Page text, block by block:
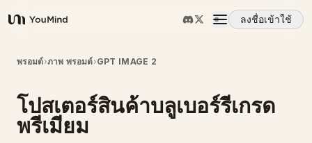
YouMind
ลงชื่อเข้าใช้
ภาพรวม
กรณีการใช้งาน
พรอมต์›ภาพ พรอมต์›GPT IMAGE 2
โปสเตอร์สินค้าบลูเบอร์รีเกรด
พรีเมียม